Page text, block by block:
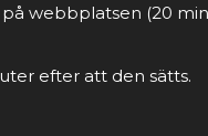
webbplatsen (20
efter att den sätts.